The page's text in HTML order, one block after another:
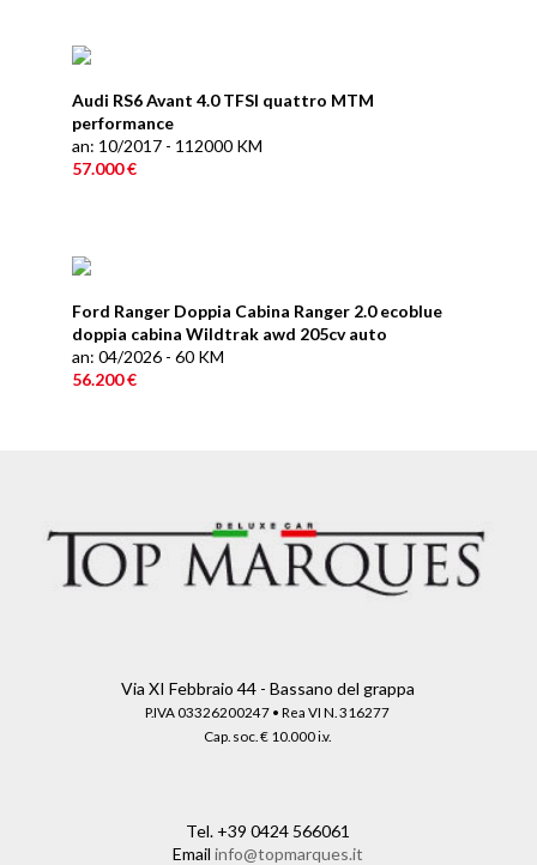
Audi RS6 Avant 4.0 TFSI quattro MTM
performance
an: 10/2017 - 112000 KM
57.000 €
Ford Ranger Doppia Cabina Ranger 2.0 ecoblue
doppia cabina Wildtrak awd 205cv auto
an: 04/2026 - 60 KM
56.200 €
Via XI Febbraio 44 - Bassano del grappa
P.IVA 03326200247 • Rea VI N. 316277
Cap. soc. € 10.000 i.v.
Tel. +39 0424 566061
Email info@topmarques.it